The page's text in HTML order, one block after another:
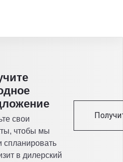
свои
чтобы мы
спланировать
в дилерский